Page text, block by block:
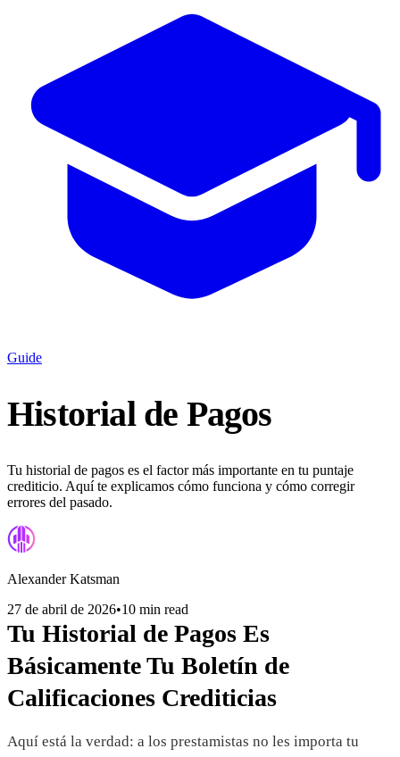
Guide
Historial de Pagos
Tu historial de pagos es el factor más importante en tu puntaje
crediticio. Aquí te explicamos cómo funciona y cómo corregir
errores del pasado.
Alexander Katsman
27 de abril de 2026•10 min read
Tu Historial de Pagos Es
Básicamente Tu Boletín de
Calificaciones Crediticias
Aquí está la verdad: a los prestamistas no les importa tu